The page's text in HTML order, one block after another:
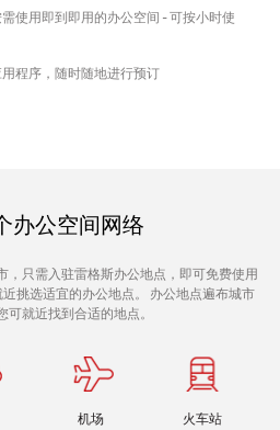
使用即到即用的办公空间 - 可按小时使
程序，随时随地进行预订
办公空间网络
，只需入驻雷格斯办公地点，即可免费使用
挑选适宜的办公地点。 办公地点遍布城市
可就近找到合适的地点。
机场 火车站